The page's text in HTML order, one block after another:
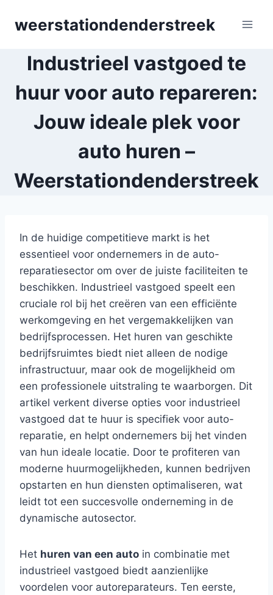
weerstationdenderstreek
Industrieel vastgoed te
huur voor auto repareren:
Jouw ideale plek voor
auto huren –
Weerstationdenderstreek
In de huidige competitieve markt is het
essentieel voor ondernemers in de auto-
reparatiesector om over de juiste faciliteiten te
beschikken. Industrieel vastgoed speelt een
cruciale rol bij het creëren van een efficiënte
werkomgeving en het vergemakkelijken van
bedrijfsprocessen. Het huren van geschikte
bedrijfsruimtes biedt niet alleen de nodige
infrastructuur, maar ook de mogelijkheid om
een professionele uitstraling te waarborgen. Dit
artikel verkent diverse opties voor industrieel
vastgoed dat te huur is specifiek voor auto-
reparatie, en helpt ondernemers bij het vinden
van hun ideale locatie. Door te profiteren van
moderne huurmogelijkheden, kunnen bedrijven
opstarten en hun diensten optimaliseren, wat
leidt tot een succesvolle onderneming in de
dynamische autosector.
Het huren van een auto in combinatie met
industrieel vastgoed biedt aanzienlijke
voordelen voor autoreparateurs. Ten eerste,